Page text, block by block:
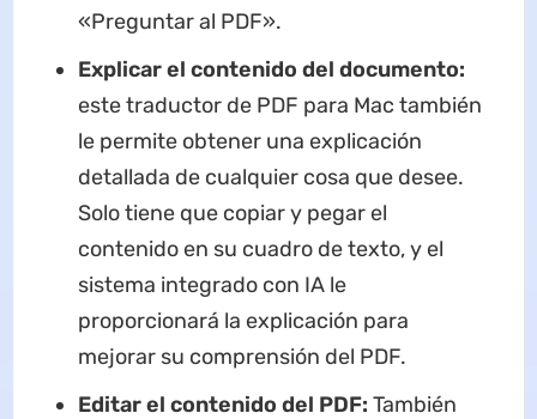
«Preguntar al PDF».
Explicar el contenido del documento:
este traductor de PDF para Mac también
le permite obtener una explicación
detallada de cualquier cosa que desee.
Solo tiene que copiar y pegar el
contenido en su cuadro de texto, y el
sistema integrado con IA le
proporcionará la explicación para
mejorar su comprensión del PDF.
Editar el contenido del PDF: También